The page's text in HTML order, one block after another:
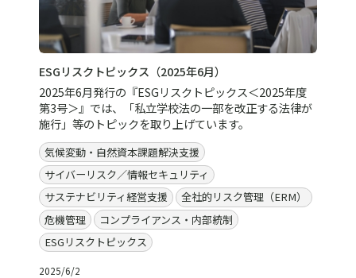
ESGリスクトピックス（2025年6月）
2025年6月発行の『ESGリスクトピックス＜2025年度
第3号＞』では、「私立学校法の一部を改正する法律が
施行」等のトピックを取り上げています。
気候変動・自然資本課題解決支援
サイバーリスク／情報セキュリティ
サステナビリティ経営支援
全社的リスク管理（ERM）
危機管理
コンプライアンス・内部統制
ESGリスクトピックス
2025/6/2